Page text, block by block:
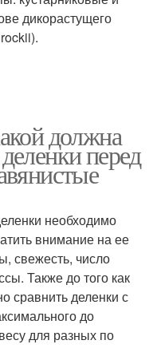
дикорастущего
должна
перед
необходимо
внимание на ее
свежесть, число
Также до того как
сравнить деленки с
до
для разных по